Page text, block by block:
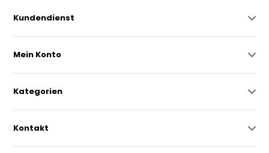
Kundendienst
Mein Konto
Kategorien
Kontakt